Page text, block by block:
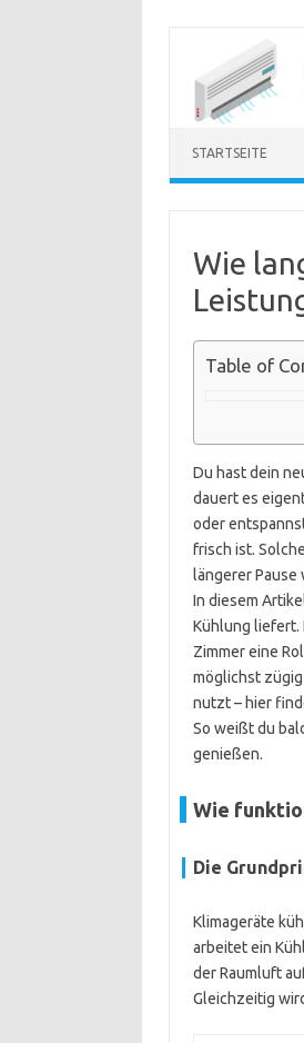
STARTSEITE
Wie
Table of
Du hast dein
dauert es
oder
frisch ist.
längerer
In diesem
Kühlung liefert.
Zimmer eine
möglichst
nutzt – hier
So weißt du
genießen.
Wie
Die
Klimageräte
arbeitet ein
der Raumluft
Gleichzeitig